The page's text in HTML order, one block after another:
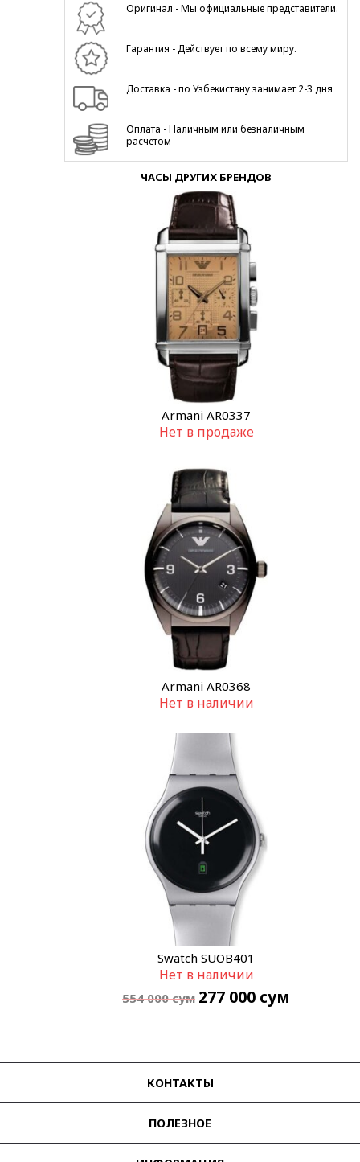
Оригинал - Мы официальные представители.
Гарантия - Действует по всему миру.
Доставка - по Узбекистану занимает 2-3 дня
Оплата - Наличным или безналичным
расчетом
ЧАСЫ ДРУГИХ БРЕНДОВ
Armani AR0337
Нет в продаже
Armani AR0368
Нет в наличии
Swatch SUOB401
Нет в наличии
554 000сум 277 000 сум
КОНТАКТЫ
ПОЛЕЗНОЕ